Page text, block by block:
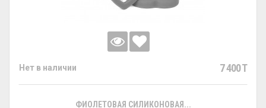
Нет в наличии 7 400 T
ФИОЛЕТОВАЯ СИЛИКОНОВАЯ...